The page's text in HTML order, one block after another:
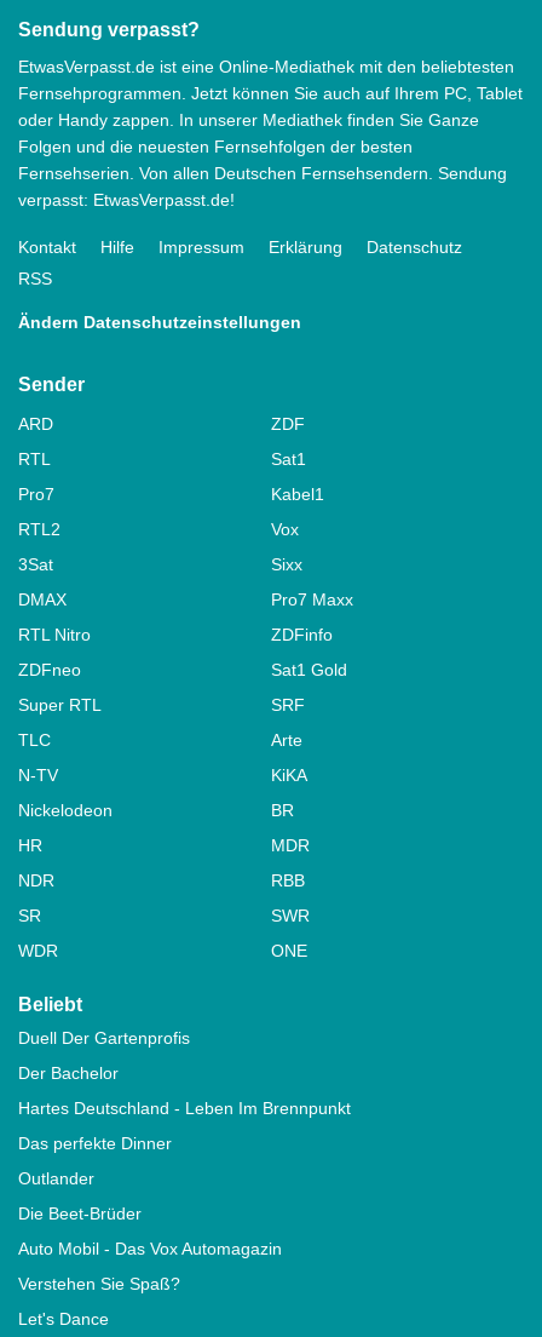
Sendung verpasst?
EtwasVerpasst.de ist eine Online-Mediathek mit den beliebtesten
Fernsehprogrammen. Jetzt können Sie auch auf Ihrem PC, Tablet
oder Handy zappen. In unserer Mediathek finden Sie Ganze
Folgen und die neuesten Fernsehfolgen der besten
Fernsehserien. Von allen Deutschen Fernsehsendern. Sendung
verpasst: EtwasVerpasst.de!
Kontakt Hilfe Impressum Erklärung
Datenschutz
RSS
Ändern Datenschutzeinstellungen
Sender
ARD
ZDF
RTL
Sat1
Pro7
Kabel1
RTL2
Vox
3Sat
Sixx
DMAX
Pro7 Maxx
RTL Nitro
ZDFinfo
ZDFneo
Sat1 Gold
Super RTL
SRF
TLC
Arte
N-TV
KiKA
Nickelodeon
BR
HR
MDR
NDR
RBB
SR
SWR
WDR
ONE
Beliebt
Duell Der Gartenprofis
Der Bachelor
Hartes Deutschland - Leben Im Brennpunkt
Das perfekte Dinner
Outlander
Die Beet-Brüder
Auto Mobil - Das Vox Automagazin
Verstehen Sie Spaß?
Let's Dance